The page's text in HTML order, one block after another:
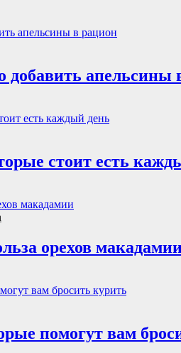
добавить апельсины
стоит есть
орехов
помогут вам